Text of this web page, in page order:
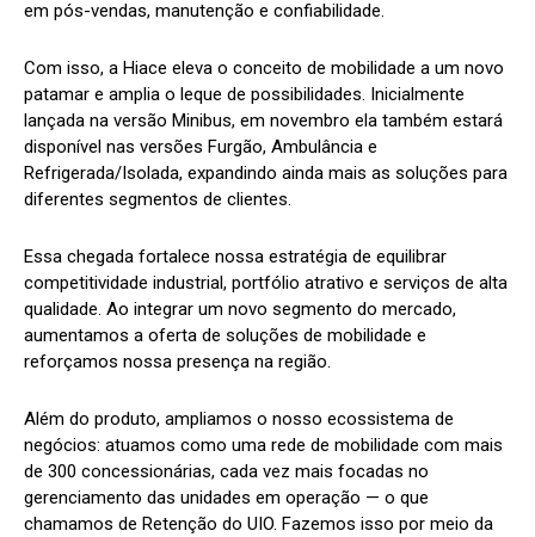
em pós-vendas, manutenção e confiabilidade.
Com isso, a Hiace eleva o conceito de mobilidade a um novo
patamar e amplia o leque de possibilidades. Inicialmente
lançada na versão Minibus, em novembro ela também estará
disponível nas versões Furgão, Ambulância e
Refrigerada/Isolada, expandindo ainda mais as soluções para
diferentes segmentos de clientes.
Essa chegada fortalece nossa estratégia de equilibrar
competitividade industrial, portfólio atrativo e serviços de alta
qualidade. Ao integrar um novo segmento do mercado,
aumentamos a oferta de soluções de mobilidade e
reforçamos nossa presença na região.
Além do produto, ampliamos o nosso ecossistema de
negócios: atuamos como uma rede de mobilidade com mais
de 300 concessionárias, cada vez mais focadas no
gerenciamento das unidades em operação — o que
chamamos de Retenção do UIO. Fazemos isso por meio da